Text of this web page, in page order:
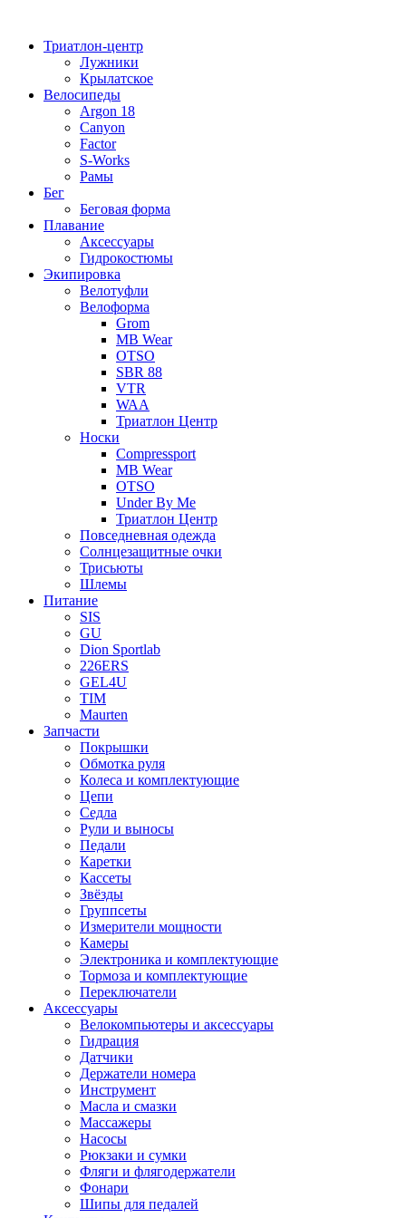
содержимому
Триатлон-центр
Лужники
Крылатское
Велосипеды
Argon 18
Canyon
Factor
S-Works
Рамы
Бег
Беговая форма
Плавание
Аксессуары
Гидрокостюмы
Экипировка
Велотуфли
Велоформа
Grom
MB Wear
OTSO
SBR 88
VTR
WAA
Триатлон Центр
Носки
Compressport
MB Wear
OTSO
Under By Me
Триатлон Центр
Повседневная одежда
Солнцезащитные очки
Трисьюты
Шлемы
Питание
SIS
GU
Dion Sportlab
226ERS
GEL4U
TIM
Maurten
Запчасти
Покрышки
Обмотка руля
Колеса и комплектующие
Цепи
Седла
Рули и выносы
Педали
Каретки
Кассеты
Звёзды
Группсеты
Измерители мощности
Камеры
Электроника и комплектующие
Тормоза и комплектующие
Переключатели
Аксессуары
Велокомпьютеры и аксессуары
Гидрация
Датчики
Держатели номера
Инструмент
Масла и смазки
Массажеры
Насосы
Рюкзаки и сумки
Фляги и флягодержатели
Фонари
Шипы для педалей